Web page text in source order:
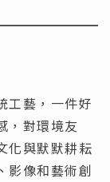
工藝，一件好
，對環境友
化與默默耕耘
影像和藝術創